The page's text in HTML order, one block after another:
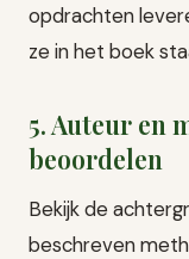
opdrachten
ze in het boek
5. Auteur en
beoordelen
Bekijk de
beschreven